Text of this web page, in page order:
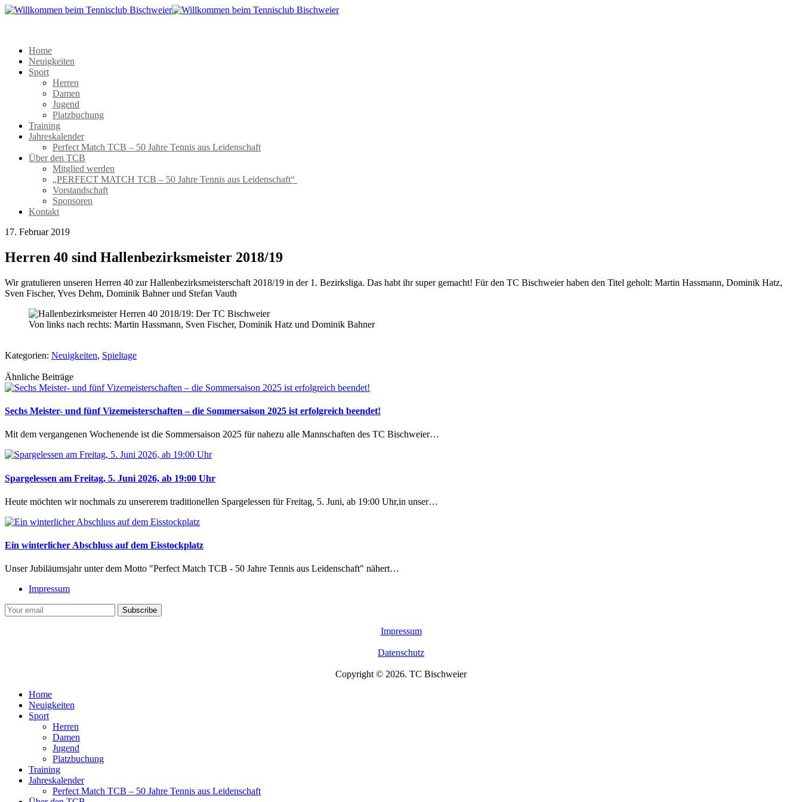
Home
Neuigkeiten
Sport
Herren
Damen
Jugend
Platzbuchung
Training
Jahreskalender
Perfect Match TCB – 50 Jahre Tennis aus Leidenschaft
Über den TCB
Mitglied werden
„PERFECT MATCH TCB – 50 Jahre Tennis aus Leidenschaft“
Vorstandschaft
Sponsoren
Kontakt
17. Februar 2019
Herren 40 sind Hallenbezirksmeister 2018/19
Wir gratulieren unseren Herren 40 zur Hallenbezirksmeisterschaft 2018/19 in der 1. Bezirksliga. Das habt ihr super gemacht! Für den TC Bischweier haben den Titel geholt: Martin Hassmann, Dominik Hatz,
Sven Fischer, Yves Dehm, Dominik Bahner und Stefan Vauth
Von links nach rechts: Martin Hassmann, Sven Fischer, Dominik Hatz und Dominik Bahner
Kategorien: Neuigkeiten, Spieltage
Ähnliche Beiträge
Sechs Meister- und fünf Vizemeisterschaften – die Sommersaison 2025 ist erfolgreich beendet!
Mit dem vergangenen Wochenende ist die Sommersaison 2025 für nahezu alle Mannschaften des TC Bischweier…
Spargelessen am Freitag, 5. Juni 2026, ab 19:00 Uhr
Heute möchten wir nochmals zu unsererem traditionellen Spargelessen für Freitag, 5. Juni, ab 19:00 Uhr,in unser…
Ein winterlicher Abschluss auf dem Eisstockplatz
Unser Jubiläumsjahr unter dem Motto "Perfect Match TCB - 50 Jahre Tennis aus Leidenschaft" nähert…
Impressum
Impressum
Datenschutz
Copyright © 2026. TC Bischweier
Home
Neuigkeiten
Sport
Herren
Damen
Jugend
Platzbuchung
Training
Jahreskalender
Perfect Match TCB – 50 Jahre Tennis aus Leidenschaft